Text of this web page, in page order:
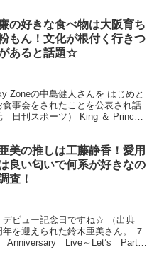
の好きな食べ物は大阪育ち
もん！文化が根付く行きつ
あると話題☆
Zoneの中島健人さんを はじめと
事会をされたことを公表され話
日刊スポーツ） King ＆ Prince
美の推しは工藤静香！愛用
良い匂いで何系が好きなの
査！
デビュー記念日ですね☆ （出典
を迎えられた鈴木亜美さん。 ７
Live～Let’s Party